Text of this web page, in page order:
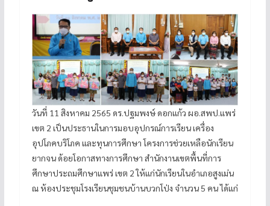
วันที่ 11 สิงหาคม 2565 ดร.ปฐมพงษ์ ดอกแก้ว ผอ.สพป.แพร่
เขต 2 เป็นประธานในการมอบอุปกรณ์การเรียน เครื่อง
อุปโภคบริโภค และทุนการศึกษา โครงการช่วยเหลือนักเรียน
ยากจน ด้อยโอกาสทางการศึกษา สำนักงานเขตพื้นที่การ
ศึกษาประถมศึกษาแพร่ เขต 2 ให้แก่นักเรียนในอำเภอสูงเม่น
ณ ห้องประชุมโรงเรียนชุมชนบ้านบวกโป่ง จำนวน 5 คน ได้แก่